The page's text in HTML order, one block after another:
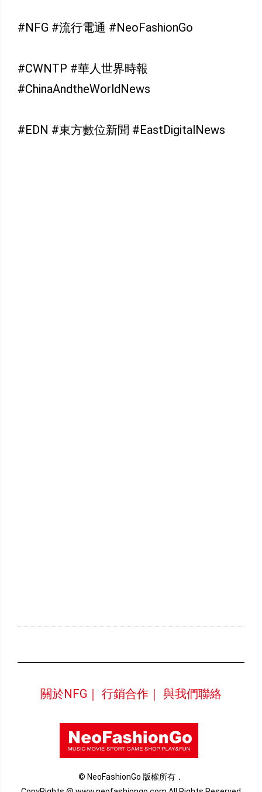
#NFG #流行電通 #NeoFashionGo
#CWNTP #華人世界時報
#ChinaAndtheWorldNews
#EDN #東方數位新聞 #EastDigitalNews
關於NFG｜ 行銷合作｜ 與我們聯絡
© NeoFashionGo 版權所有．